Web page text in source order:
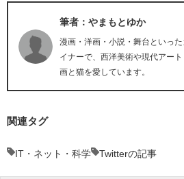
筆者：やまもとゆか
漫画・洋画・小説・舞台といっ
イナーで、西洋美術や現代アー
画と猫を愛しています。
関連タグ
IT・ネット・科学 Twitterの記事